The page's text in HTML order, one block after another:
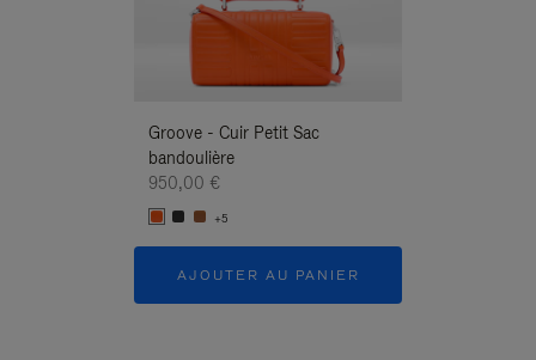
Groove - Cuir Petit Sac
bandoulière
950,00 €
+5
AJOUTER AU PANIER